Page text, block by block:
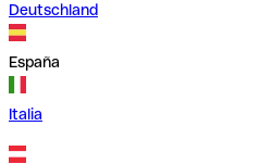
Deutschland
España
Italia